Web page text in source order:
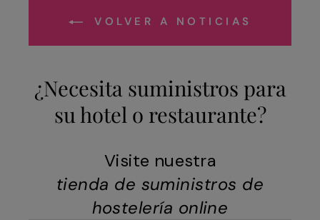
VOLVER A NOTICIAS
¿Necesita suministros para
su hotel o restaurante?
Visite nuestra
tienda de suministros de
hostelería online